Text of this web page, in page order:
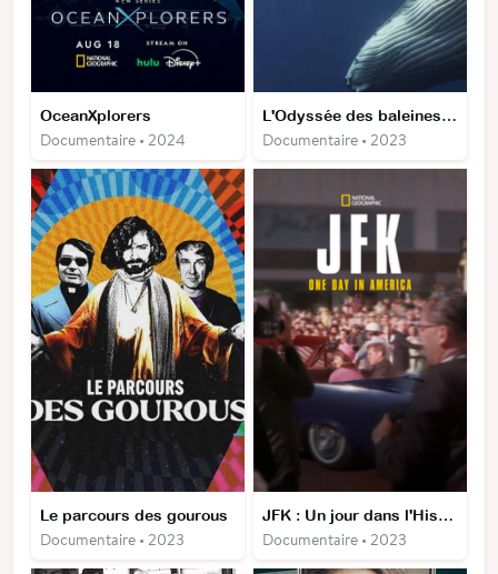
OceanXplorers
Documentaire • 2024
L'Odyssée des baleines à bosse
Documentaire • 2023
Le parcours des gourous
Documentaire • 2023
JFK : Un jour dans l'Histoire
Documentaire • 2023